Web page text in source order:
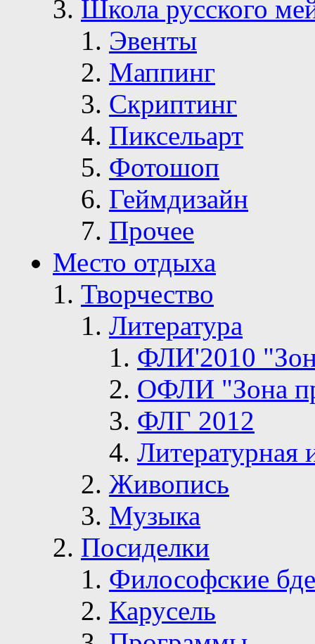
Школа русского
Эвенты
Маппинг
Скриптинг
Пиксельарт
Фотошоп
Геймдизайн
Прочее
Место отдыха
Творчество
Литература
ФЛИ'2010
ОФЛИ "Зона
ФЛГ 2012
Живопись
Музыка
Посиделки
Философские
Карусель